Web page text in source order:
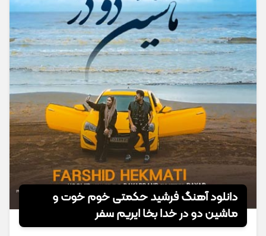
دانلود آهنگ فرشید حکمتی خوم خوت و
ماشین دو در خدا بخا ایریم سفر